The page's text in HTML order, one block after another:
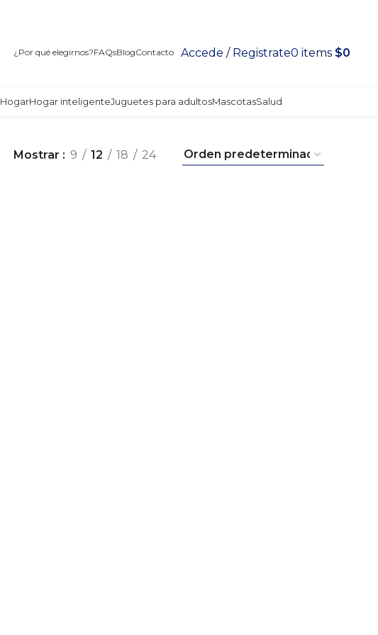
¿Por qué elegirnos?FAQsBlogContacto Accede / Registrate0items $0
HogarHogar inteligenteJuguetes para adultosMascotasSalud
Mostrar 9 12 18 24